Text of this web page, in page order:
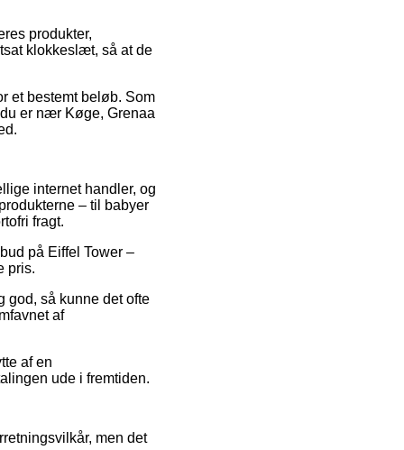
produkter,
klokkeslæt, så at de
et bestemt beløb. Som
er nær Køge, Grenaa
internet handler, og
– til babyer
fragt.
på Eiffel Tower –
pris.
god, så kunne det ofte
af
af en
ude i fremtiden.
men det